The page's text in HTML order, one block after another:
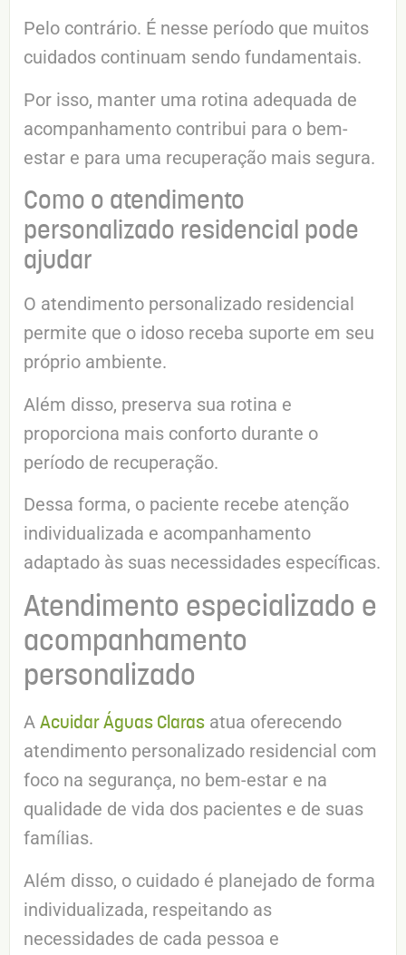
Pelo contrário. É nesse período que muitos
cuidados continuam sendo fundamentais.
Por isso, manter uma rotina adequada de
acompanhamento contribui para o bem-
estar e para uma recuperação mais segura.
Como o atendimento
personalizado residencial pode
ajudar
O atendimento personalizado residencial
permite que o idoso receba suporte em seu
próprio ambiente.
Além disso, preserva sua rotina e
proporciona mais conforto durante o
período de recuperação.
Dessa forma, o paciente recebe atenção
individualizada e acompanhamento
adaptado às suas necessidades específicas.
Atendimento especializado e
acompanhamento
personalizado
A Acuidar Águas Claras atua oferecendo
atendimento personalizado residencial com
foco na segurança, no bem-estar e na
qualidade de vida dos pacientes e de suas
famílias.
Além disso, o cuidado é planejado de forma
individualizada, respeitando as
necessidades de cada pessoa e